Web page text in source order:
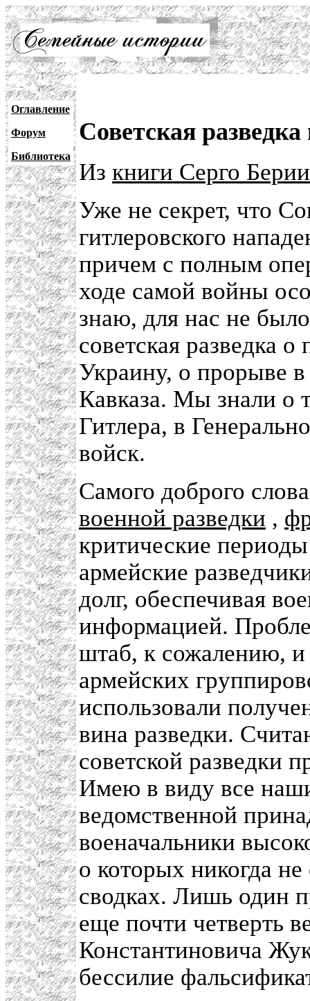
Оглавление
Форум
Библиотека
Советская
Из книги Серго Берии
Уже не секрет, что
гитлеровского
причем с полным
ходе самой войны
знаю, для нас не
советская разведка
Украину, о прорыве
Кавказа. Мы знали о
Гитлера, в
войск.
Самого доброго
военной разведки ,
критические
армейские
долг, обеспечивая
информацией.
штаб, к сожалению, и
армейских
использовали
вина разведки.
советской разведки
Имею в виду все
ведомственной
военачальники
о которых никогда
сводках. Лишь один
еще почти четверть
Константиновича
бессилие